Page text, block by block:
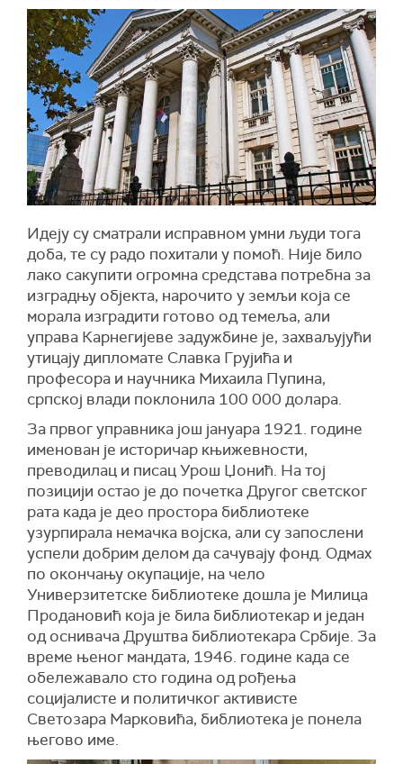
Идеју су сматрали исправном умни људи тога
доба, те су радо похитали у помоћ. Није било
лако сакупити огромна средстава потребна за
изградњу објекта, нарочито у земљи која се
морала изградити готово од темеља, али
управа Карнегијеве задужбине је, захваљујући
утицају дипломате Славка Грујића и
професора и научника Михаила Пупина,
српској влади поклонила 100 000 долара.
За првог управника још јануара 1921. године
именован је историчар књижевности,
преводилац и писац Урош Џонић. На тој
позицији остао је до почетка Другог светског
рата када је део простора библиотеке
узурпирала немачка војска, али су запослени
успели добрим делом да сачувају фонд. Одмах
по окончању окупације, на чело
Универзитетске библиотеке дошла је Милица
Продановић која је била библиотекар и један
од оснивача Друштва библиотекара Србије. За
време њеног мандата, 1946. године када се
обележавало сто година од рођења
социјалисте и политичког активисте
Светозара Марковића, библиотека је понела
његово име.